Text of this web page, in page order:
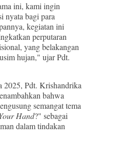
ini, kami ingin
nyata bagi para
kegiatan ini
perputaran
yang belakangan
hujan," ujar Pdt.
2025, Pdt. Krishandrika
bahwa
semangat tema
Hand?" sebagai
dalam tindakan